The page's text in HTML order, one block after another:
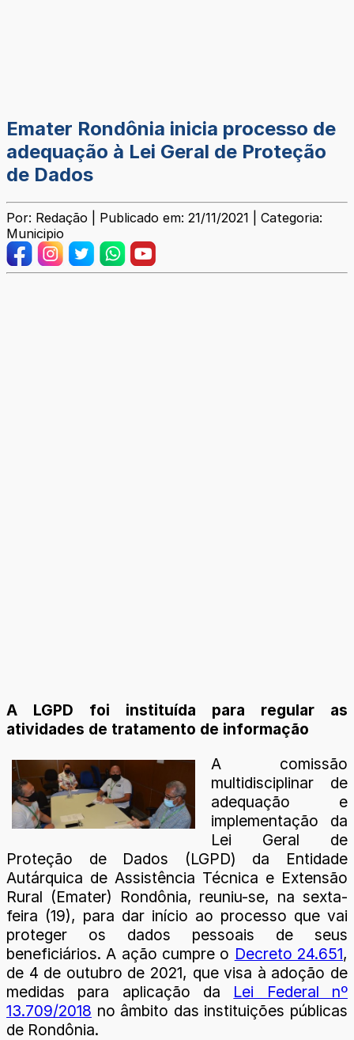
Emater Rondônia inicia processo de
adequação à Lei Geral de Proteção
de Dados
Por: Redação | Publicado em: 21/11/2021 | Categoria:
Municipio
A LGPD foi instituída para regular as
atividades de tratamento de informação
A comissão
multidisciplinar de
adequação e
implementação da
Lei Geral de
Proteção de Dados (LGPD) da Entidade
Autárquica de Assistência Técnica e Extensão
Rural (Emater) Rondônia, reuniu-se, na sexta-
feira (19), para dar início ao processo que vai
proteger os dados pessoais de seus
beneficiários. A ação cumpre o Decreto 24.651,
de 4 de outubro de 2021, que visa à adoção de
medidas para aplicação da Lei Federal nº
13.709/2018 no âmbito das instituições públicas
de Rondônia.